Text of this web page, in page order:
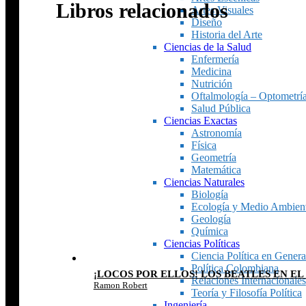
Artes Visuales
Diseño
Historia del Arte
Ciencias de la Salud
Enfermería
Medicina
Nutrición
Oftalmología – Optometría
Salud Pública
Ciencias Exactas
Astronomía
Física
Geometría
Matemática
Ciencias Naturales
Biología
Ecología y Medio
Geología
Química
Ciencias Políticas
Ciencia Política en
Política Colombiana
Relaciones Internacionales
Teoría y Filosofía Política
Libros relacionados
¡LOCOS POR ELLOS! LOS BEATLES EN
Ramon Robert